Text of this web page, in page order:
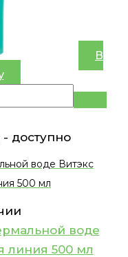
В
- доступно
воде Витэкс
500 мл
воде
линия 500 мл